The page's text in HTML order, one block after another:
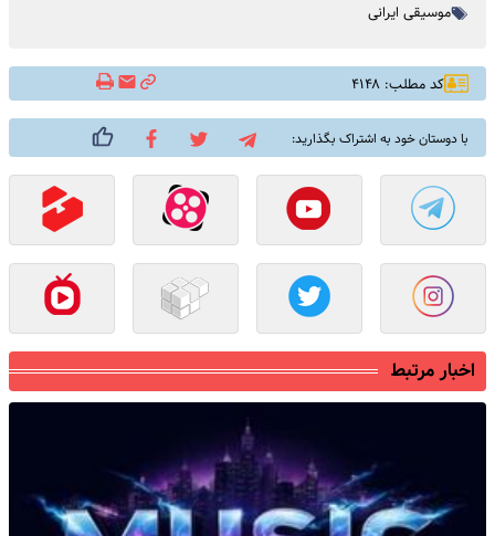
موسیقی ایرانی
کد مطلب: ۴۱۴۸
با دوستان خود به اشتراک بگذارید:
اخبار مرتبط